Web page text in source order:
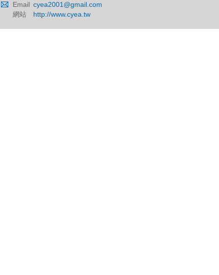
Email cyea2001@gmail.com
網站
http://www.cyea.tw